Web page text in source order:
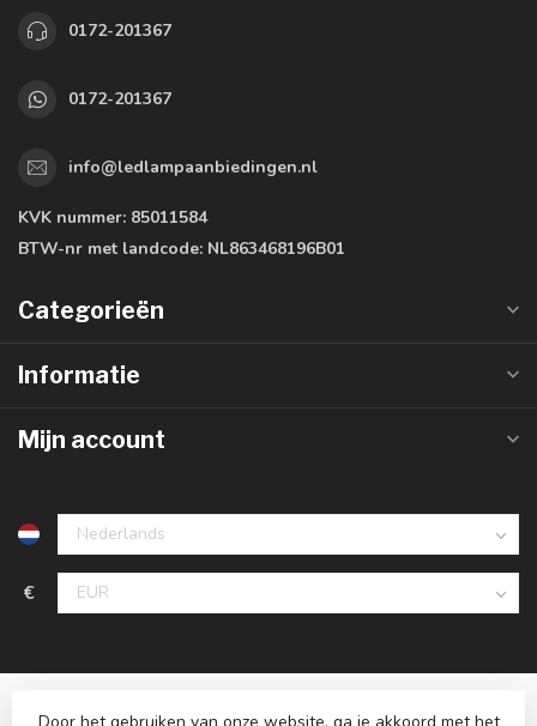
0172-201367
0172-201367
info@ledlampaanbiedingen.nl
KVK nummer: 85011584
BTW-nr met landcode: NL863468196B01
Categorieën
Informatie
Mijn account
€